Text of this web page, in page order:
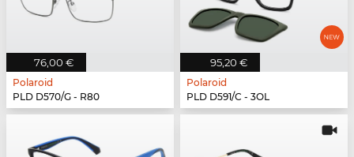
76,00 €
Polaroid
PLD D570/G - R80
95,20 €
Polaroid
PLD D591/C - 3OL